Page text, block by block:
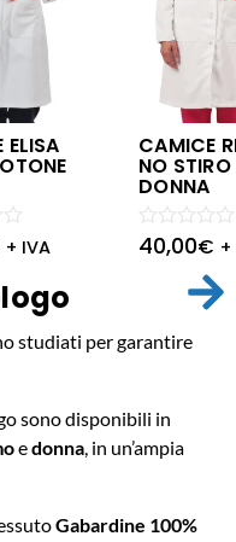
ELISA
+ IVA
CAMICE
NO STIRO
DONNA
40,00€ +
Valutato
0
studiati per garantire
sono disponibili in
edonna, in un’ampia
Gabardine 100%